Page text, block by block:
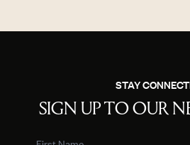
STAY
SIGN UP TO OUR